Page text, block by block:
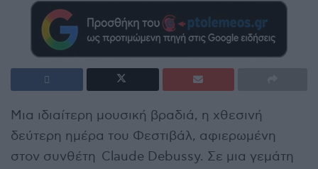
Μια ιδιαίτερη μουσική βραδιά, η χθεσινή
δεύτερη ημέρα του Φεστιβάλ, αφιερωμένη
στον συνθέτη Claude Debussy. Σε μια γεμάτη